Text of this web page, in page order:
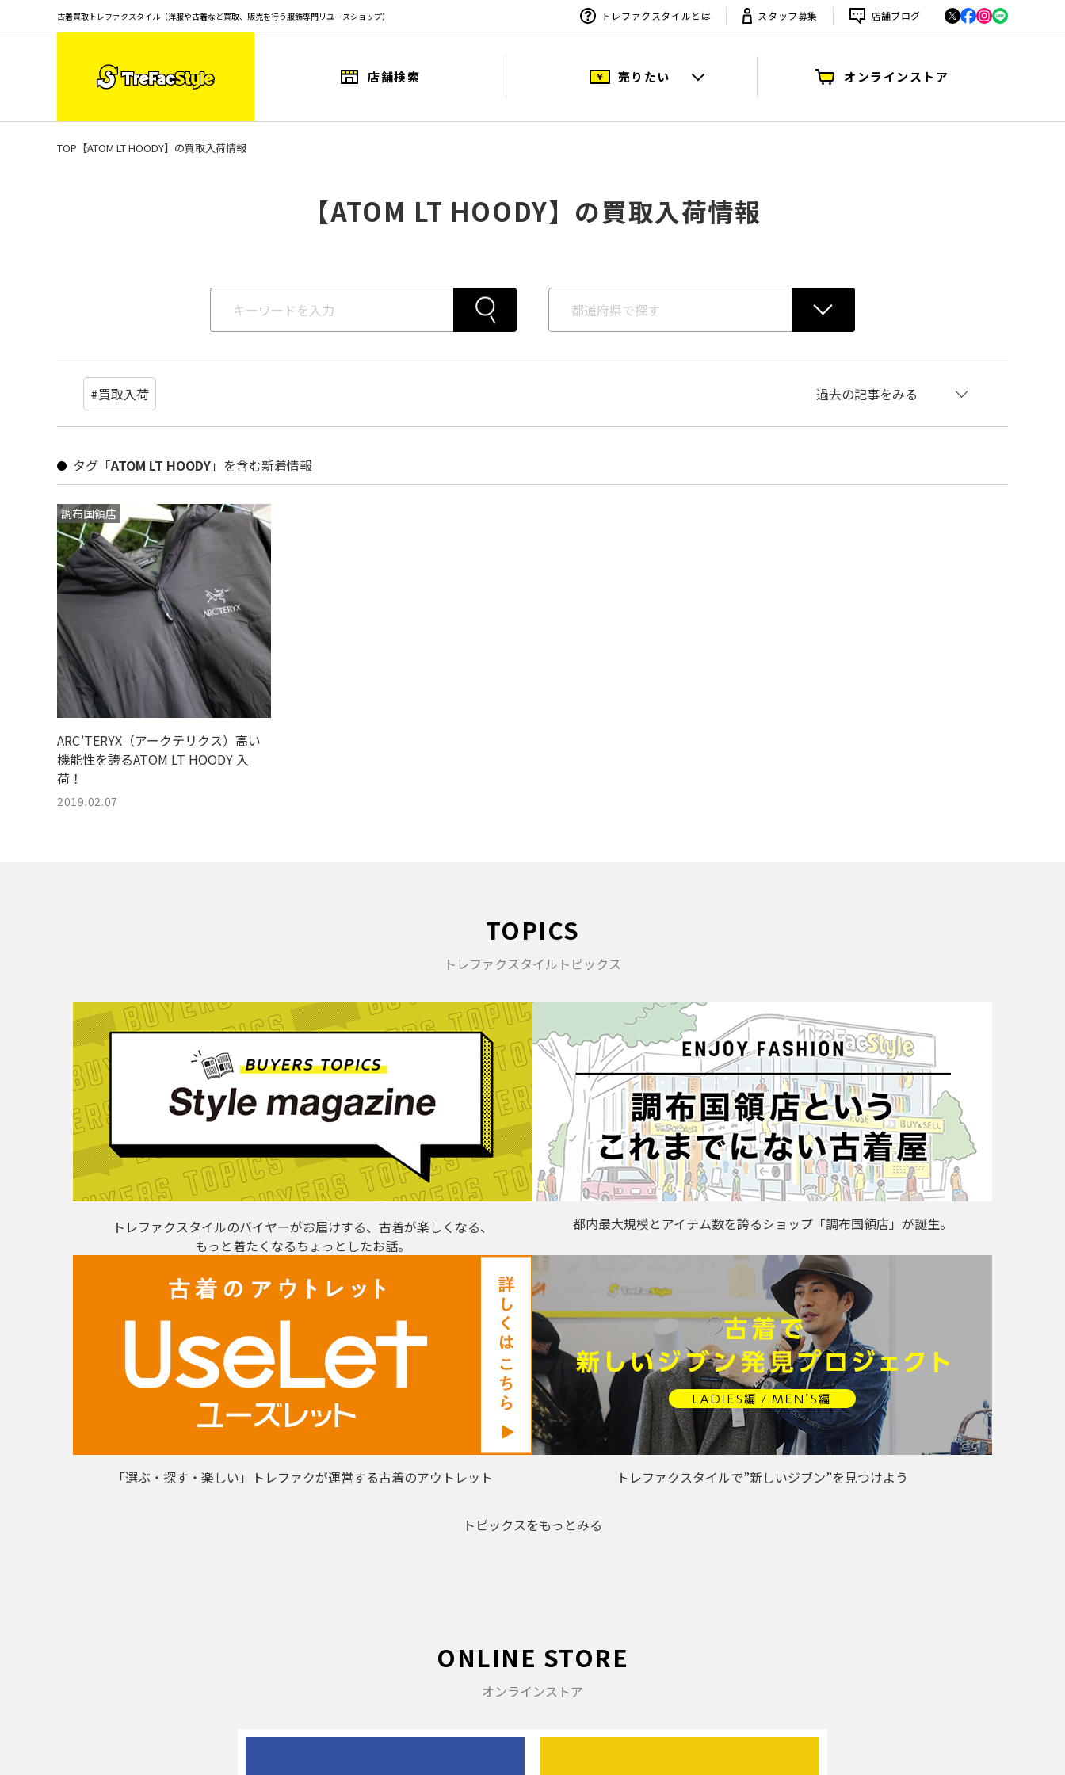
古着買取トレファクスタイル（洋服や古着など買取、販売を行う服飾専門リユースショップ） トレファクスタイルとは スタッフ募集 店舗ブログ
店舗検索 売りたい オンラインストア
TOP 【ATOM LT HOODY】の買取入荷情報
【ATOM LT HOODY】の買取入荷情報
#買取入荷 過去の記事をみる
タグ「ATOM LT HOODY」を含む新着情報
調布国領店
ARC’TERYX（アークテリクス）高い
機能性を誇るATOM LT HOODY 入
荷！
2019.02.07
TOPICS
トレファクスタイルトピックス
トレファクスタイルのバイヤーがお届けする、古着が楽しくなる、
もっと着たくなるちょっとしたお話。
都内最大規模とアイテム数を誇るショップ「調布国領店」が誕生。
「選ぶ・探す・楽しい」トレファクが運営する古着のアウトレット トレファクスタイルで”新しいジブン”を見つけよう
トピックスをもっとみる
ONLINE STORE
オンラインストア